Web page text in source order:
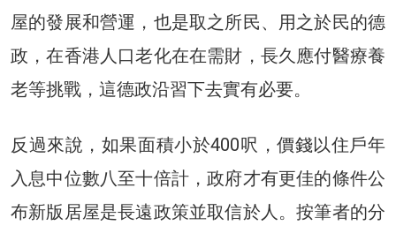
屋的發展和營運，也是取之所民、用之於民的德
政，在香港人口老化在在需財，長久應付醫療養
老等挑戰，這德政沿習下去實有必要。
反過來說，如果面積小於400呎，價錢以住戶年
入息中位數八至十倍計，政府才有更佳的條件公
布新版居屋是長遠政策並取信於人。按筆者的分